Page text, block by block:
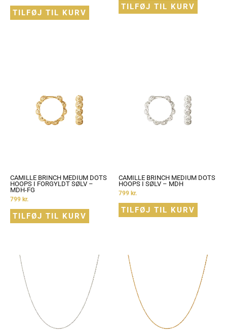
TILFØJ TIL KURV
TILFØJ TIL KURV
CAMILLE BRINCH MEDIUM DOTS
HOOPS I FORGYLDT SØLV –
MDH-FG
799 kr.
TILFØJ TIL KURV
CAMILLE BRINCH MEDIUM DOTS
HOOPS I SØLV – MDH
799 kr.
TILFØJ TIL KURV